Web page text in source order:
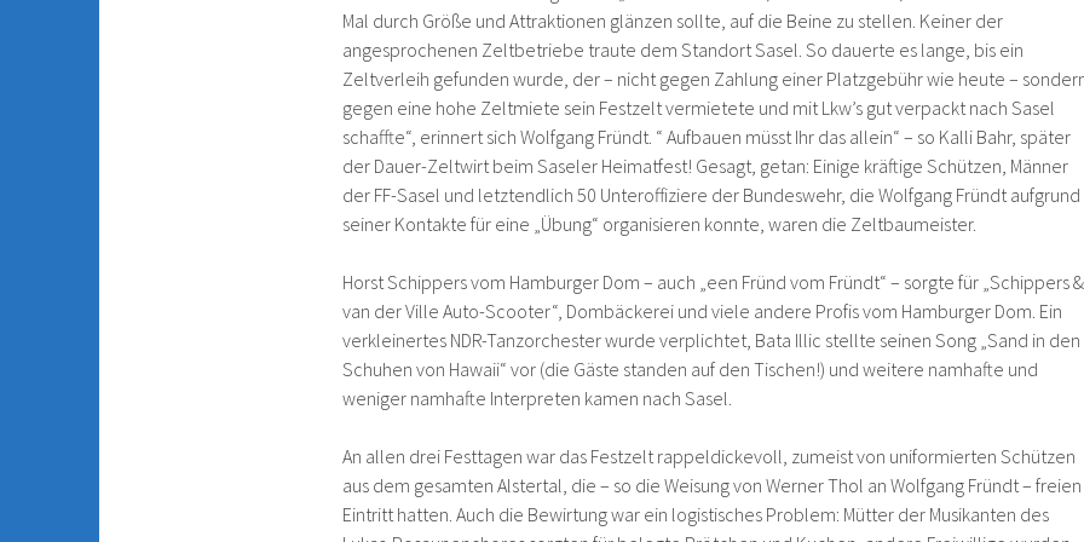
Mal durch Größe und Attraktionen glänzen sollte, auf die Beine zu stellen. Keiner der
angesprochenen Zeltbetriebe traute dem Standort Sasel. So dauerte es lange, bis ein
Zeltverleih gefunden wurde, der – nicht gegen Zahlung einer Platzgebühr wie heute –
gegen eine hohe Zeltmiete sein Festzelt vermietete und mit Lkw’s gut verpackt nach Sasel
schaffte“, erinnert sich Wolfgang Fründt. “ Aufbauen müsst Ihr das allein“ – so Kalli Bahr, später
der Dauer-Zeltwirt beim Saseler Heimatfest! Gesagt, getan: Einige kräftige Schützen, Männer
der FF-Sasel und letztendlich 50 Unteroffiziere der Bundeswehr, die Wolfgang Fründt aufgrund
seiner Kontakte für eine „Übung“ organisieren konnte, waren die Zeltbaumeister.
Horst Schippers vom Hamburger Dom – auch „een Fründ vom Fründt“ – sorgte für „Schippers &
van der Ville Auto-Scooter“, Dombäckerei und viele andere Profis vom Hamburger Dom. Ein
verkleinertes NDR-Tanzorchester wurde verplichtet, Bata Illic stellte seinen Song „Sand in den
Schuhen von Hawaii“ vor (die Gäste standen auf den Tischen!) und weitere namhafte und
weniger namhafte Interpreten kamen nach Sasel.
An allen drei Festtagen war das Festzelt rappeldickevoll, zumeist von uniformierten Schützen
aus dem gesamten Alstertal, die – so die Weisung von Werner Thol an Wolfgang Fründt – freien
Eintritt hatten. Auch die Bewirtung war ein logistisches Problem: Mütter der Musikanten des